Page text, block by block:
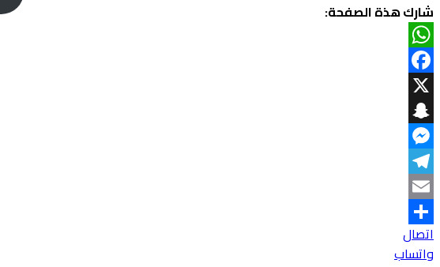
شارك هذة الصفحة:
WhatsApp
Facebook
X
Snapchat
Messenger
Telegram
Email
Share
اتصال
واتساب